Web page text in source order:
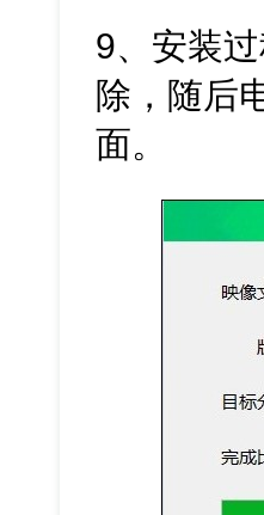
9、安装
除，随后
面。